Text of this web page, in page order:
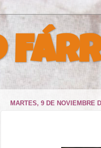
MARTES, 9 DE NOVIEMBRE